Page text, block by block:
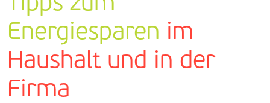
Energiesparen im
Haushalt und in der
Firma